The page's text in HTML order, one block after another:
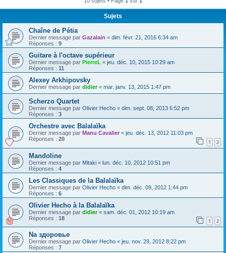
Sujets
Chaîne de Pétia
Dernier message par Gazalain « dim. févr. 21, 2016 6:34 am
Réponses : 9
Guitare à l'octave supérieur
Dernier message par PierreL « jeu. déc. 10, 2015 10:29 am
Réponses : 11
Alexey Arkhipovsky
Dernier message par didier« mar. janv. 13, 2015 1:47 pm
Scherzo Quartet
Dernier message par Olivier Hecho « dim. sept. 08, 2013 6:52 pm
Réponses : 3
Orchestre avec Balalaïka
Dernier message par Manu Cavalier « jeu. déc. 13, 2012 11:03 pm
Réponses : 20 1 2
Mandoline
Dernier message par Mitaki « lun. déc. 10, 2012 10:51 pm
Réponses : 4
Les Classiques de la Balalaïka
Dernier message par Olivier Hecho « dim. déc. 09, 2012 1:44 pm
Réponses : 6
Olivier Hecho à la Balalaïka
Dernier message par didier« sam. déc. 01, 2012 10:19 am
Réponses : 18 1 2
Na здоровье
Dernier message par Olivier Hecho « jeu. nov. 29, 2012 8:22 pm
Réponses : 7